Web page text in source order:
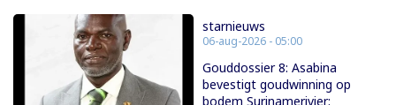
starnieuws
06-aug-2026 - 05:00
Gouddossier 8: Asabina
bevestigt goudwinning op
bodem Surinamerivier: